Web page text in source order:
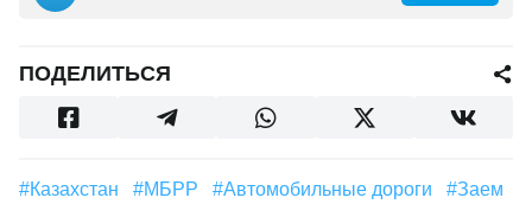
ПОДЕЛИТЬСЯ
#Казахстан #МБРР #автомобильные дороги #заем